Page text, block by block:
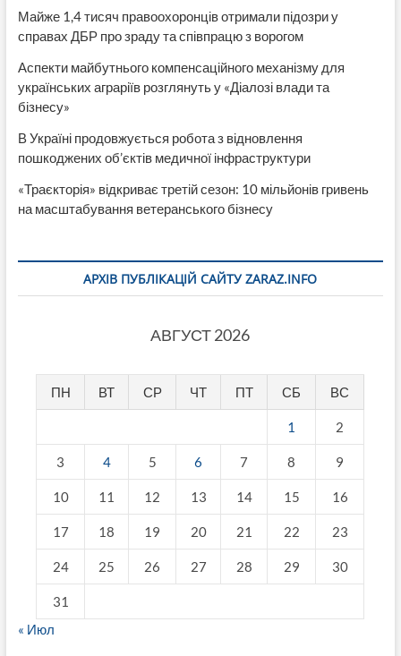
Майже 1,4 тисяч правоохоронців отримали підозри у
справах ДБР про зраду та співпрацю з ворогом
Аспекти майбутнього компенсаційного механізму для
українських аграріїв розглянуть у «Діалозі влади та
бізнесу»
В Україні продовжується робота з відновлення
пошкоджених об’єктів медичної інфраструктури
«Траєкторія» відкриває третій сезон: 10 мільйонів гривень
на масштабування ветеранського бізнесу
АРХІВ ПУБЛІКАЦІЙ САЙТУ ZARAZ.INFO
АВГУСТ 2026
ПН ВТ СР ЧТ ПТ СБ ВС
1 2
3 4 5 6 7 8 9
10 11 12 13 14 15 16
17 18 19 20 21 22 23
24 25 26 27 28 29 30
31
« Июл